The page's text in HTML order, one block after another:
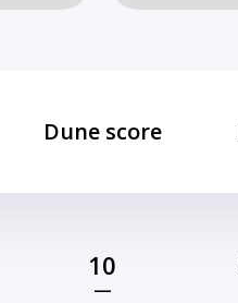
Dune score
10
—